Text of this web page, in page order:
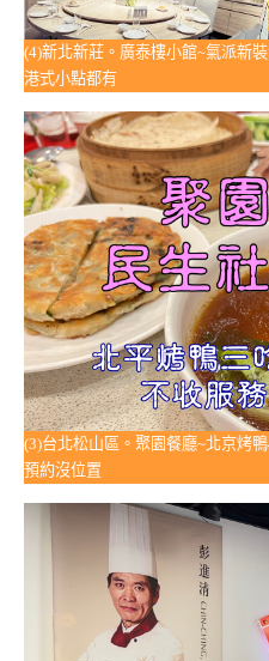
(4)新北新莊。廣泰樓小館~氣派新
港式小點都有
(3)台北松山區。聚園餐廳~北京烤
預約沒位置